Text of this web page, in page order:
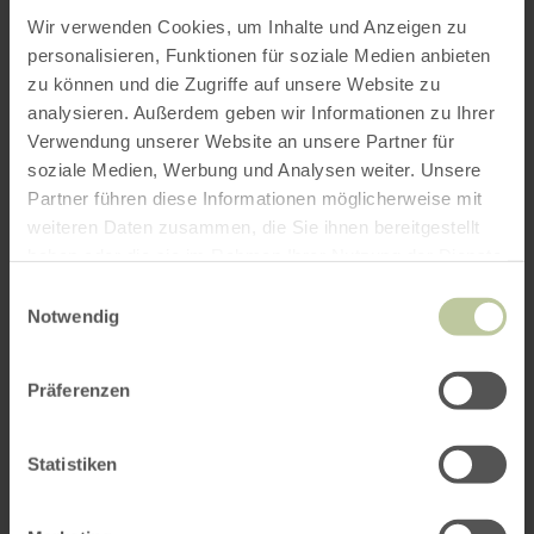
Wir verwenden Cookies, um Inhalte und Anzeigen zu
personalisieren, Funktionen für soziale Medien anbieten
zu können und die Zugriffe auf unsere Website zu
analysieren. Außerdem geben wir Informationen zu Ihrer
Verwendung unserer Website an unsere Partner für
soziale Medien, Werbung und Analysen weiter. Unsere
Partner führen diese Informationen möglicherweise mit
weiteren Daten zusammen, die Sie ihnen bereitgestellt
Notwendig
Präferenzen
Statistiken
Piscine naturelle en plein
air Meerfelder Maar
Meerfeld
Ouvert aujourd'hui
Baignade, pêche et découverte de la nature -
le Meerfelder Maar se trouve dans le plus
grand entonnoir volcanique de l'Eifel et est
un paradis pour les familles avec enfants.
en
savoir
plus
sur
:
Piscine
naturelle
en
plein
air
Maar
Piscine naturelle en plein